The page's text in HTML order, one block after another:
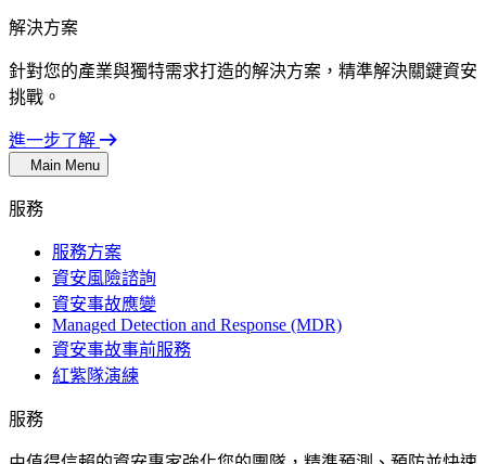
解決方案
針對您的產業與獨特需求打造的解決方案，精準解決關鍵資安
挑戰。
進一步了解
Main Menu
服務
服務方案
資安風險諮詢
資安事故應變
Managed Detection and Response (MDR)
資安事故事前服務
紅紫隊演練
服務